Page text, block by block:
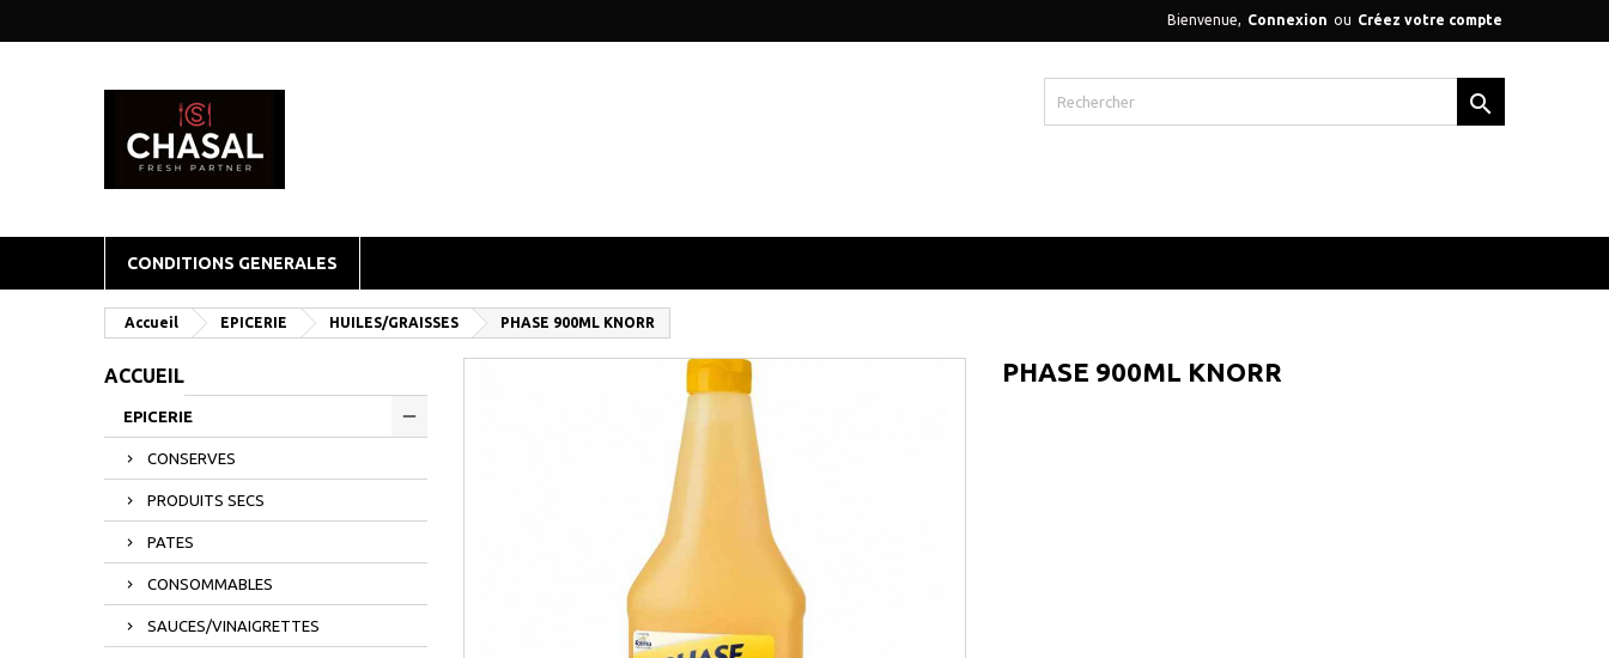
Bienvenue, Connexion ou Créez votre compte

CONDITIONS GENERALES
Accueil EPICERIE HUILES/GRAISSES PHASE 900ML KNORR
ACCUEIL
EPICERIE
CONSERVES
PRODUITS SECS
PATES
CONSOMMABLES
SAUCES/VINAIGRETTES
PHASE 900ML KNORR